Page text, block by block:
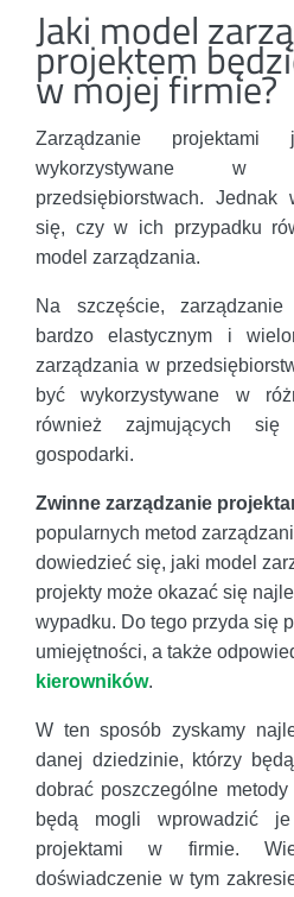
Jaki model
projektem
w mojej firmie?
Zarządzanie
wykorzystywane w
przedsiębiorstwach.
się, czy w ich przypadku
model zarządzania.
Na szczęście,
bardzo elastycznym i
zarządzania w
być wykorzystywane w
również zajmujących się
gospodarki.
Zwinne zarządzanie
popularnych metod
dowiedzieć się, jaki model
projekty może okazać się
wypadku. Do tego przyda się
umiejętności, a także
kierowników.
W ten sposób zyskamy
danej dziedzinie, którzy
dobrać poszczególne
będą mogli wprowadzić
projektami w firmie.
doświadczenie w tym